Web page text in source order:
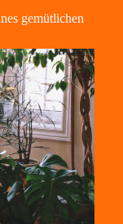
gemütlichen